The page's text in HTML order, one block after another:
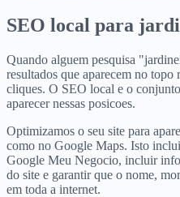
SEO local para
Quando alguem pesquisa
resultados que aparecem no topo
cliques. O SEO local e o
aparecer nessas posicoes.
Optimizamos o seu site para
como no Google Maps. Isto
Google Meu Negocio, incluir
do site e garantir que o nome,
em toda a internet.